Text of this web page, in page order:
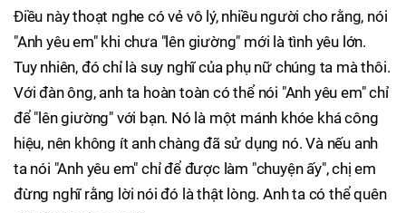
Điều này thoạt nghe có vẻ vô lý, nhiều người cho rằng, nói
"Anh yêu em" khi chưa "lên giường" mới là tình yêu lớn.
Tuy nhiên, đó chỉ là suy nghĩ của phụ nữ chúng ta mà thôi.
Với đàn ông, anh ta hoàn toàn có thể nói "Anh yêu em" chỉ
để "lên giường" với bạn. Nó là một mánh khóe khá công
hiệu, nên không ít anh chàng đã sử dụng nó. Và nếu anh
ta nói "Anh yêu em" chỉ để được làm "chuyện ấy", chị em
đừng nghĩ rằng lời nói đó là thật lòng. Anh ta có thể quên